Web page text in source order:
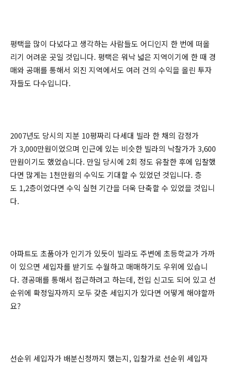
평택을 많이 다녔다고 생각하는 사람들도 어디인지 한 번에 떠올
리기 어려운 곳일 것입니다. 평택은 워낙 넓은 지역이기에 한 때 경
매와 공매를 통해서 외진 지역에서도 여러 건의 수익을 올린 투자
자들도 다수입니다.
2007년도 당시의 지분 10평짜리 다세대 빌라 한 채의 감정가
가 3,000만원이었으며 인근에 있는 비슷한 빌라의 낙찰가가 3,600
만원이기도 했었습니다. 만일 당시에 2회 정도 유찰한 후에 입찰했
다면 많게는 1천만원의 수익도 기대할 수 있었던 것입니다. 층
도 1,2층이었다면 수익 실현 기간을 더욱 단축할 수 있었을 것입니
다.
아파트도 초품아가 인기가 있듯이 빌라도 주변에 초등학교가 가까
이 있으면 세입자를 받기도 수월하고 매매하기도 우위에 있습니
다. 경공매를 통해서 접근하려고 하는데, 전입 신고도 되어 있고 선
순위에 확정일자까지 모두 갖춘 세입지가 있다면 어떻게 해야할까
요?
선순위 세입자가 배분신청까지 했는지, 입찰가로 선순위 세입자